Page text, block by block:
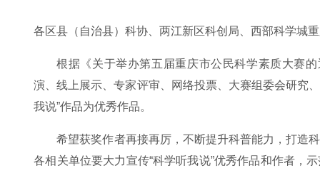
各区县（自治县）科协、两江新区科创局、西部科学城
根据《关于举办第五届重庆市公民科学素质大赛
演、线上展示、专家评审、网络投票、大赛组委会研究
我说”作品为优秀作品。
希望获奖作者再接再厉，不断提升科普能力，打造
各相关单位要大力宣传“科学听我说”优秀作品和作者，